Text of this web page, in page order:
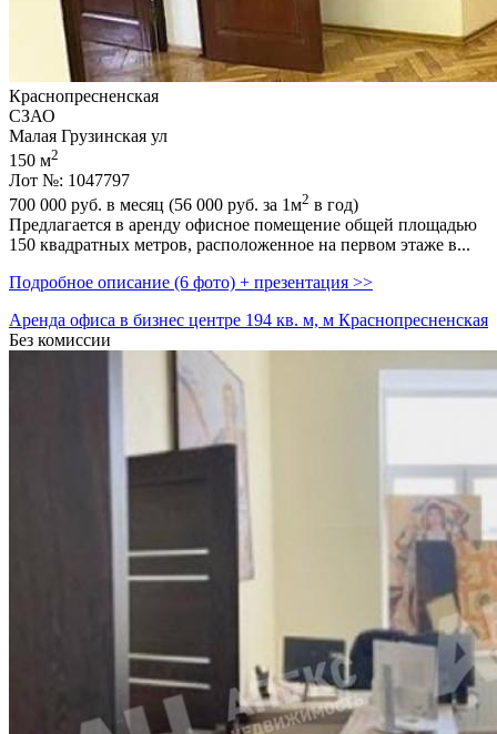
Краснопресненская
СЗАО
Малая Грузинская ул
150 м2
Лот №: 1047797
700 000 руб. в месяц (56 000 руб. за 1м2 в год)
Предлагается в аренду офисное помещение общей площадью
150 квадратных метров,­ расположенное на первом этаже в...
Подробное описание (6 фото) + презентация >>
Аренда офиса в бизнес центре 194 кв. м, м Краснопресненская
Без комиссии